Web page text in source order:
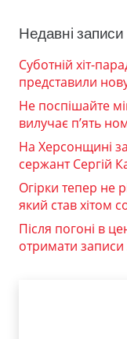
Недавні записи
Суботній хіт-
представили
Не поспішайте
вилучає п’ять
На Херсонщині
сержант Сергій
Огірки тепер не
який став хітом
Після погоні в
отримати записи